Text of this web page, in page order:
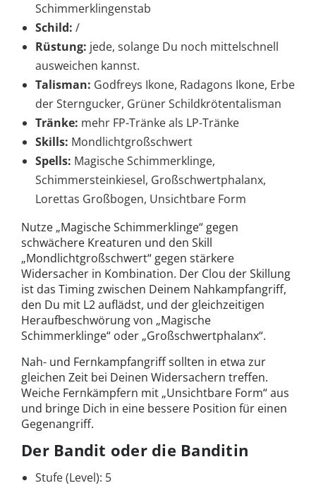
Schimmerklingenstab
Schild: /
Rüstung: jede, solange Du noch mittelschnell
ausweichen kannst.
Talisman: Godfreys Ikone, Radagons Ikone, Erbe
der Sterngucker, Grüner Schildkrötentalisman
Tränke: mehr FP-Tränke als LP-Tränke
Skills: Mondlichtgroßschwert
Spells: Magische Schimmerklinge,
Schimmersteinkiesel, Großschwertphalanx,
Lorettas Großbogen, Unsichtbare Form
Nutze „Magische Schimmerklinge“ gegen
schwächere Kreaturen und den Skill
„Mondlichtgroßschwert“ gegen stärkere
Widersacher in Kombination. Der Clou der Skillung
ist das Timing zwischen Deinem Nahkampfangriff,
den Du mit L2 auflädst, und der gleichzeitigen
Heraufbeschwörung von „Magische
Schimmerklinge“ oder „Großschwertphalanx“.
Nah- und Fernkampfangriff sollten in etwa zur
gleichen Zeit bei Deinen Widersachern treffen.
Weiche Fernkämpfern mit „Unsichtbare Form“ aus
und bringe Dich in eine bessere Position für einen
Gegenangriff.
Der Bandit oder die Banditin
Stufe (Level): 5